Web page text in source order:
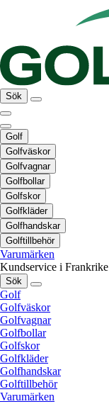
Sök
Golf
Golfväskor
Golfvagnar
Golfbollar
Golfskor
Golfkläder
Golfhandskar
Golftillbehör
Varumärken
Kundservice i Frankrike
Sök
Golf
Golfväskor
Golfvagnar
Golfbollar
Golfskor
Golfkläder
Golfhandskar
Golftillbehör
Varumärken